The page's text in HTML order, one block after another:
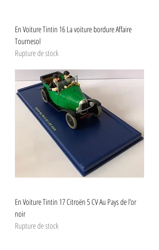
En Voiture Tintin 16 La voiture bordure Affaire
Tournesol
Rupture de stock
En Voiture Tintin 17 Citroën 5 CV Au Pays de l’or
noir
Rupture de stock